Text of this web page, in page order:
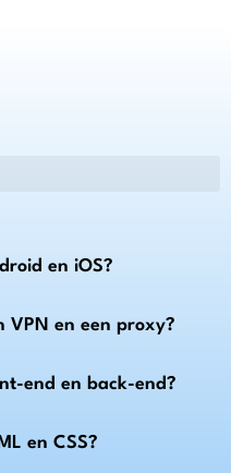
en iOS?
VPN en een proxy?
end en back-end?
en CSS?